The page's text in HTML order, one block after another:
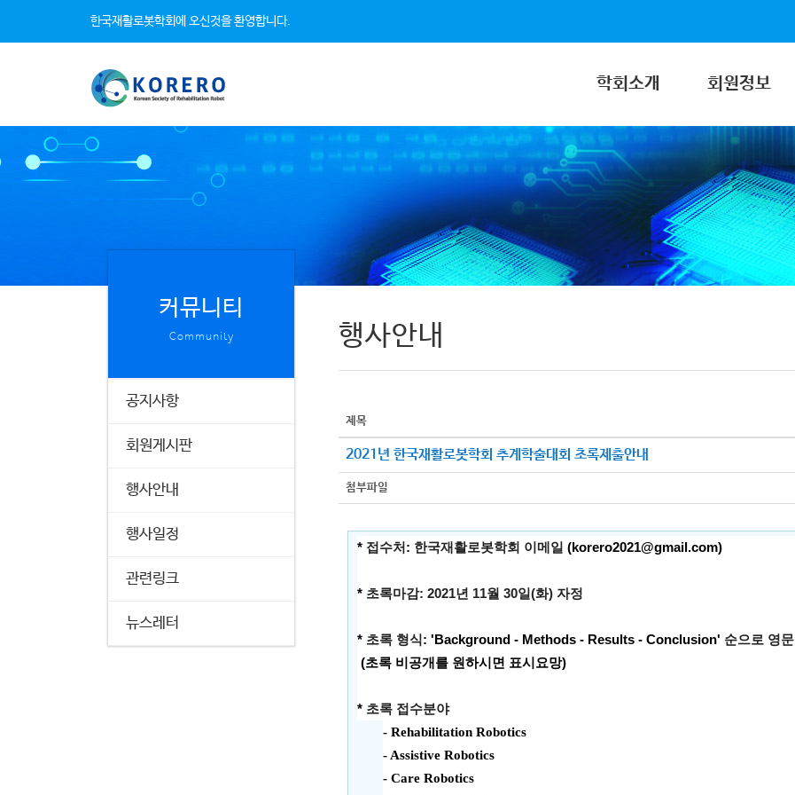
한국재활로봇학회에 오신것을 환영합니다.
학회소개 회원정보
커뮤니티
Community
공지사항
회원게시판
행사안내
행사일정
관련링크
뉴스레터
행사안내
제목
2021년 한국재활로봇학회 추계학술대회 초록제출안내
첨부파일
* 접수처 : 한국재활로봇학회 이메일 (korero2021@gmail.com)
* 초록마감: 2021년 11월 30일(화) 자정
* 초록 형식: 'Background - Methods - Results - Conclusion' 순으로 영문
(초록 비공개를 원하시면 표시요망)
* 초록 접수분야
- Rehabilitation Robotics
- Assistive Robotics
- Care Robotics